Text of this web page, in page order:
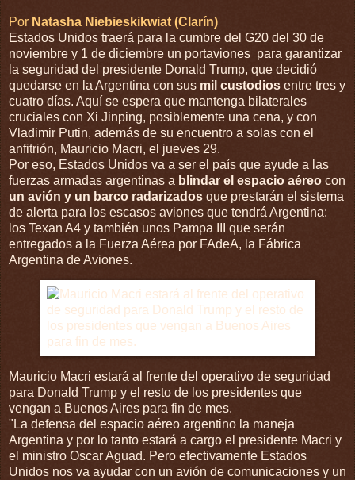
Por Natasha Niebieskikwiat (Clarín)
Estados Unidos traerá para la cumbre del G20 del 30 de
noviembre y 1 de diciembre un portaviones para garantizar
la seguridad del presidente Donald Trump, que decidió
quedarse en la Argentina con sus mil custodios entre tres y
cuatro días. Aquí se espera que mantenga bilaterales
cruciales con Xi Jinping, posiblemente una cena, y con
Vladimir Putin, además de su encuentro a solas con el
anfitrión, Mauricio Macri, el jueves 29.
Por eso, Estados Unidos va a ser el país que ayude a las
fuerzas armadas argentinas a blindar el espacio aéreo con
un avión y un barco radarizados que prestarán el sistema
de alerta para los escasos aviones que tendrá Argentina:
los Texan A4 y también unos Pampa III que serán
entregados a la Fuerza Aérea por FAdeA, la Fábrica
Argentina de Aviones.
Mauricio Macri estará al frente del operativo de seguridad
para Donald Trump y el resto de los presidentes que
vengan a Buenos Aires para fin de mes.
"La defensa del espacio aéreo argentino la maneja
Argentina y por lo tanto estará a cargo el presidente Macri y
el ministro Oscar Aguad. Pero efectivamente Estados
Unidos nos va ayudar con un avión de comunicaciones y un